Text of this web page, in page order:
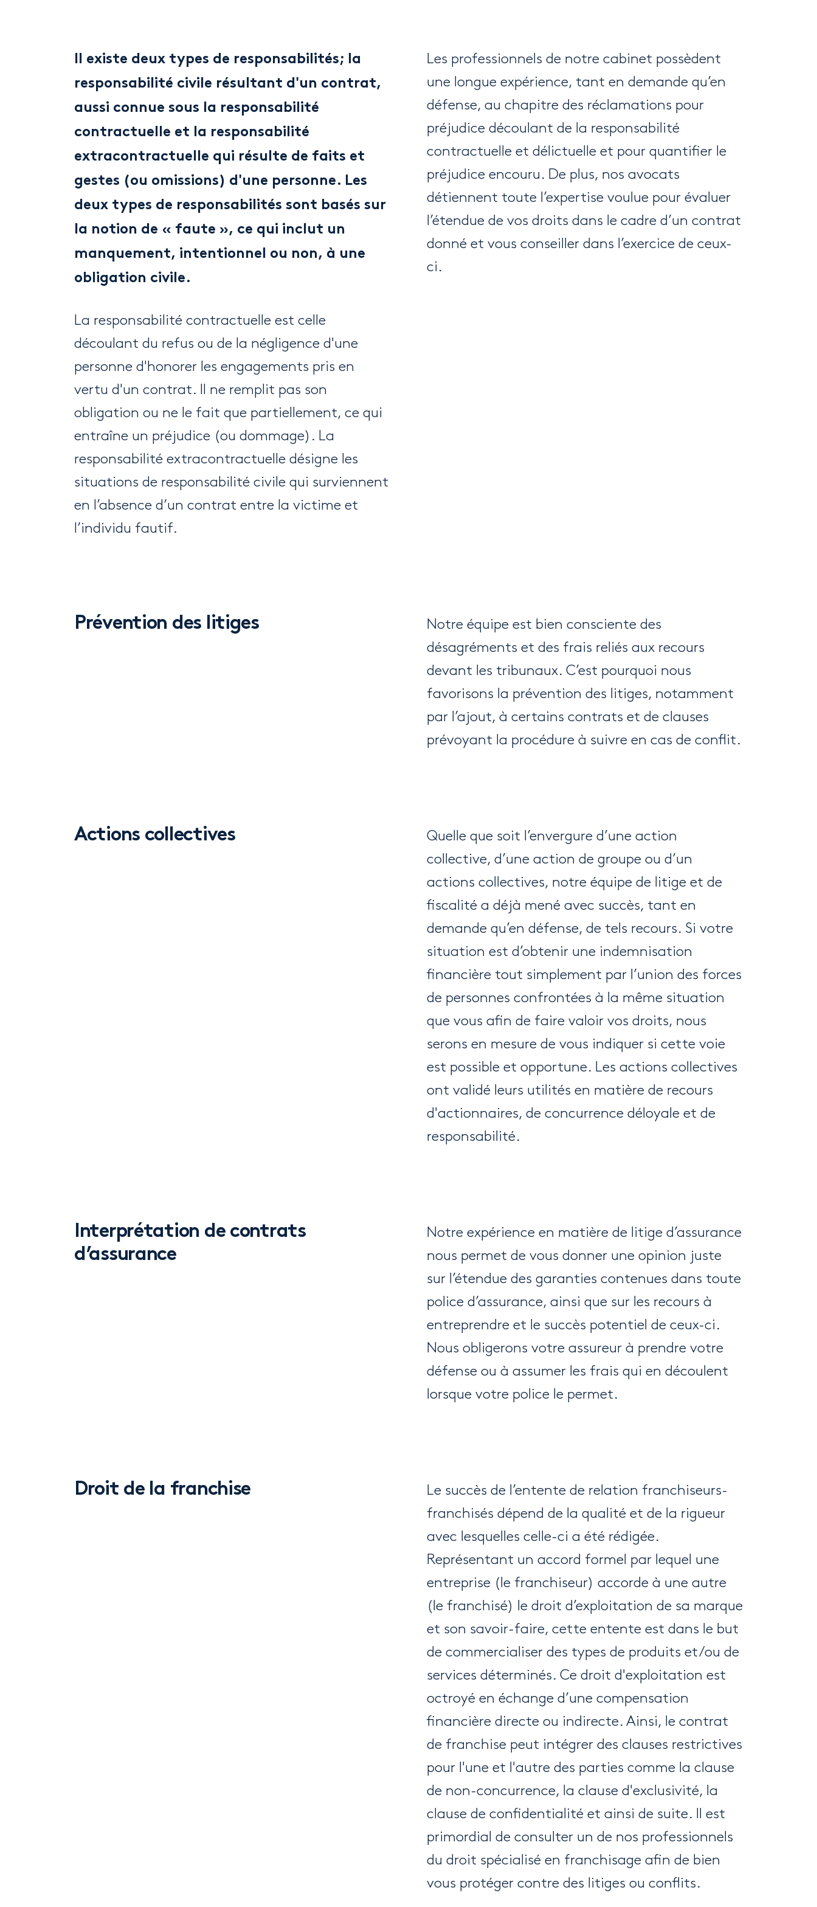
Il existe deux types de responsabilités; la
responsabilité civile résultant d'un contrat,
aussi connue sous la responsabilité
contractuelle et la responsabilité
extracontractuelle qui résulte de faits et
gestes (ou omissions) d'une personne. Les
deux types de responsabilités sont basés sur
la notion de « faute », ce qui inclut un
manquement, intentionnel ou non, à une
obligation civile.
La responsabilité contractuelle est celle
découlant du refus ou de la négligence d'une
personne d'honorer les engagements pris en
vertu d'un contrat. Il ne remplit pas son
obligation ou ne le fait que partiellement, ce qui
entraîne un préjudice (ou dommage). La
responsabilité extracontractuelle désigne les
situations de responsabilité civile qui surviennent
en l’absence d’un contrat entre la victime et
l’individu fautif.
Les professionnels de notre cabinet possèdent
une longue expérience, tant en demande qu’en
défense, au chapitre des réclamations pour
préjudice découlant de la responsabilité
contractuelle et délictuelle et pour quantifier le
préjudice encouru. De plus, nos avocats
détiennent toute l’expertise voulue pour évaluer
l’étendue de vos droits dans le cadre d’un contrat
donné et vous conseiller dans l’exercice de ceux-
ci.
Prévention des litiges
Notre équipe est bien consciente des
désagréments et des frais reliés aux recours
devant les tribunaux. C’est pourquoi nous
favorisons la prévention des litiges, notamment
par l’ajout, à certains contrats et de clauses
prévoyant la procédure à suivre en cas de conflit.
Actions collectives
Quelle que soit l’envergure d’une action
collective, d’une action de groupe ou d’un
actions collectives, notre équipe de litige et de
fiscalité a déjà mené avec succès, tant en
demande qu’en défense, de tels recours. Si votre
situation est d’obtenir une indemnisation
financière tout simplement par l’union des forces
de personnes confrontées à la même situation
que vous afin de faire valoir vos droits, nous
serons en mesure de vous indiquer si cette voie
est possible et opportune. Les actions collectives
ont validé leurs utilités en matière de recours
d'actionnaires, de concurrence déloyale et de
responsabilité.
Interprétation de contrats
d’assurance
Notre expérience en matière de litige d’assurance
nous permet de vous donner une opinion juste
sur l’étendue des garanties contenues dans toute
police d’assurance, ainsi que sur les recours à
entreprendre et le succès potentiel de ceux-ci.
Nous obligerons votre assureur à prendre votre
défense ou à assumer les frais qui en découlent
lorsque votre police le permet.
Droit de la franchise
Le succès de l’entente de relation franchiseurs-
franchisés dépend de la qualité et de la rigueur
avec lesquelles celle-ci a été rédigée.
Représentant un accord formel par lequel une
entreprise (le franchiseur) accorde à une autre
(le franchisé) le droit d’exploitation de sa marque
et son savoir-faire, cette entente est dans le but
de commercialiser des types de produits et/ou de
services déterminés. Ce droit d'exploitation est
octroyé en échange d’une compensation
financière directe ou indirecte. Ainsi, le contrat
de franchise peut intégrer des clauses restrictives
pour l'une et l'autre des parties comme la clause
de non-concurrence, la clause d'exclusivité, la
clause de confidentialité et ainsi de suite. Il est
primordial de consulter un de nos professionnels
du droit spécialisé en franchisage afin de bien
vous protéger contre des litiges ou conflits.
Prenez la bonne décision